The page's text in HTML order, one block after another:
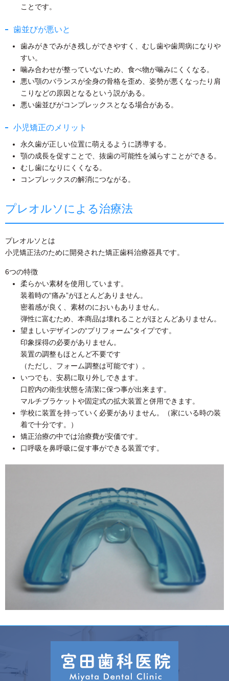
ことです。
歯並びが悪いと
歯みがきでみがき残しができやすく、むし歯や歯周病になりや
すい。
噛み合わせが整っていないため、食べ物が噛みにくくなる。
悪い顎のバランスが全身の骨格を歪め、姿勢が悪くなったり肩
こりなどの原因となるという説がある。
悪い歯並びがコンプレックスとなる場合がある。
小児矯正のメリット
永久歯が正しい位置に萌えるように誘導する。
顎の成長を促すことで、抜歯の可能性を減らすことができる。
むし歯になりにくくなる。
コンプレックスの解消につながる。
プレオルソによる治療法
プレオルソとは
小児矯正法のために開発された矯正歯科治療器具です。
6つの特徴
柔らかい素材を使用しています。
装着時の“痛み”がほとんどありません。
密着感が良く、素材のにおいもありません。
弾性に富むため、本商品は壊れることがほとんどありません。
望ましいデザインの“プリフォーム”タイプです。
印象採得の必要がありません。
装置の調整もほとんど不要です
（ただし、フォーム調整は可能です）。
いつでも、安易に取り外しできます。
口腔内の衛生状態を清潔に保つ事が出来ます。
マルチブラケットや固定式の拡大装置と併用できます。
学校に装置を持っていく必要がありません。（家にいる時の装
着で十分です。）
矯正治療の中では治療費が安価です。
口呼吸を鼻呼吸に促す事ができる装置です。